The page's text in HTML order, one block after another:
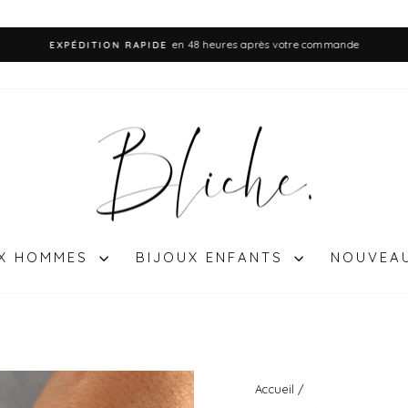
EXPÉDITION RAPIDE en 48 heures après votre commande
HOMMES BIJOUX ENFANTS
Accueil /